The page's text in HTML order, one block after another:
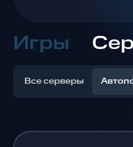
Игры
Все серверы